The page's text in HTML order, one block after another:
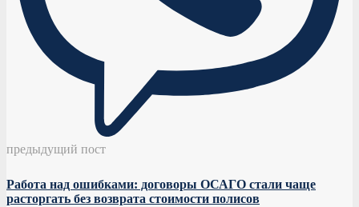
предыдущий пост
Работа над ошибками: договоры ОСАГО стали чаще
расторгать без возврата стоимости полисов